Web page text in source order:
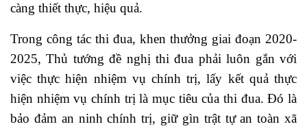
càng thiết thực, hiệu quả.
Trong công tác thi đua, khen thưởng giai đoạn 2020-
2025, Thủ tướng đề nghị thi đua phải luôn gắn với
việc thực hiện nhiệm vụ chính trị, lấy kết quả thực
hiện nhiệm vụ chính trị là mục tiêu của thi đua. Đó là
bảo đảm an ninh chính trị, giữ gìn trật tự an toàn xã